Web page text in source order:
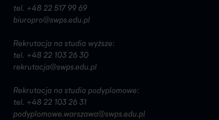
tel. +48 22 517 99 69
biuropro@swps.edu.pl
Rekrutacja na studia wyższe:
tel. +48 22 103 26 30
rekrutacja@swps.edu.pl
Rekrutacja na studia podyplomowe:
tel. +48 22 103 26 31
podyplomowe.warszawa@swps.edu.pl